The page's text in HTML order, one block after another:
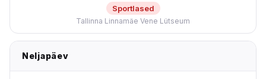
Sportlased
Tallinna Linnamäe Vene Lütseum
Neljapäev